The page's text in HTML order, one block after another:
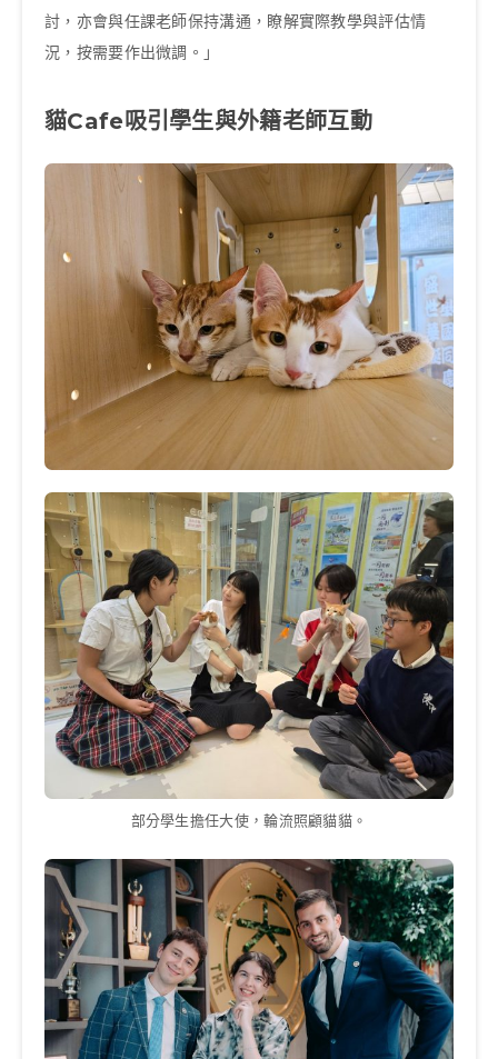
討，亦會與任課老師保持溝通，瞭解實際教學與評估情
況，按需要作出微調。」
貓Cafe吸引學生與外籍老師互動
部分學生擔任大使，輪流照顧貓貓。